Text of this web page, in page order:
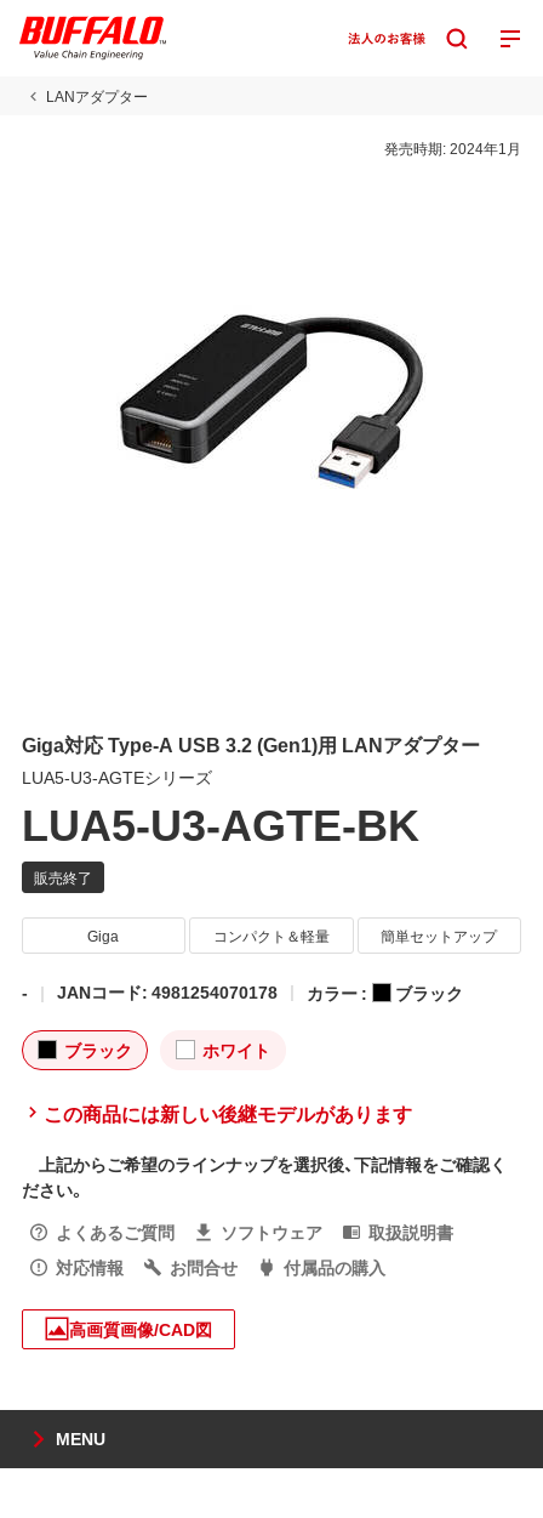
LANアダプター
発売時期:2024年1月
Giga対応 Type-A USB 3.2 (Gen1)用 LANアダプター
LUA5-U3-AGTEシリーズ
LUA5-U3-AGTE-BK
Giga コンパクト＆軽量 簡単セットアップ
- JANコード: 4981254070178 カラー : ブラック
ブラック ホワイト
この商品には新しい後継モデルがあります
上記からご希望のラインナップを選択後、下記情報をご確認く
ださい。
よくあるご質問
ソフトウェア
取扱説明書
対応情報
お問合せ 付属品の購入
高画質画像/CAD図
MENU